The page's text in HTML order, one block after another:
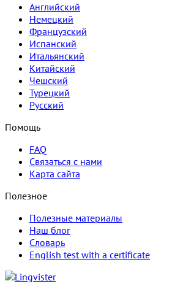
Английский
Немецкий
Французский
Испанский
Итальянский
Китайский
Чешский
Турецкий
Русский
Помощь
FAQ
Связаться с нами
Карта сайта
Полезное
Полезные материалы
Наш блог
Словарь
English test with a certificate